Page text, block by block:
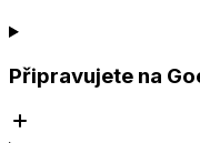
Připravujete na